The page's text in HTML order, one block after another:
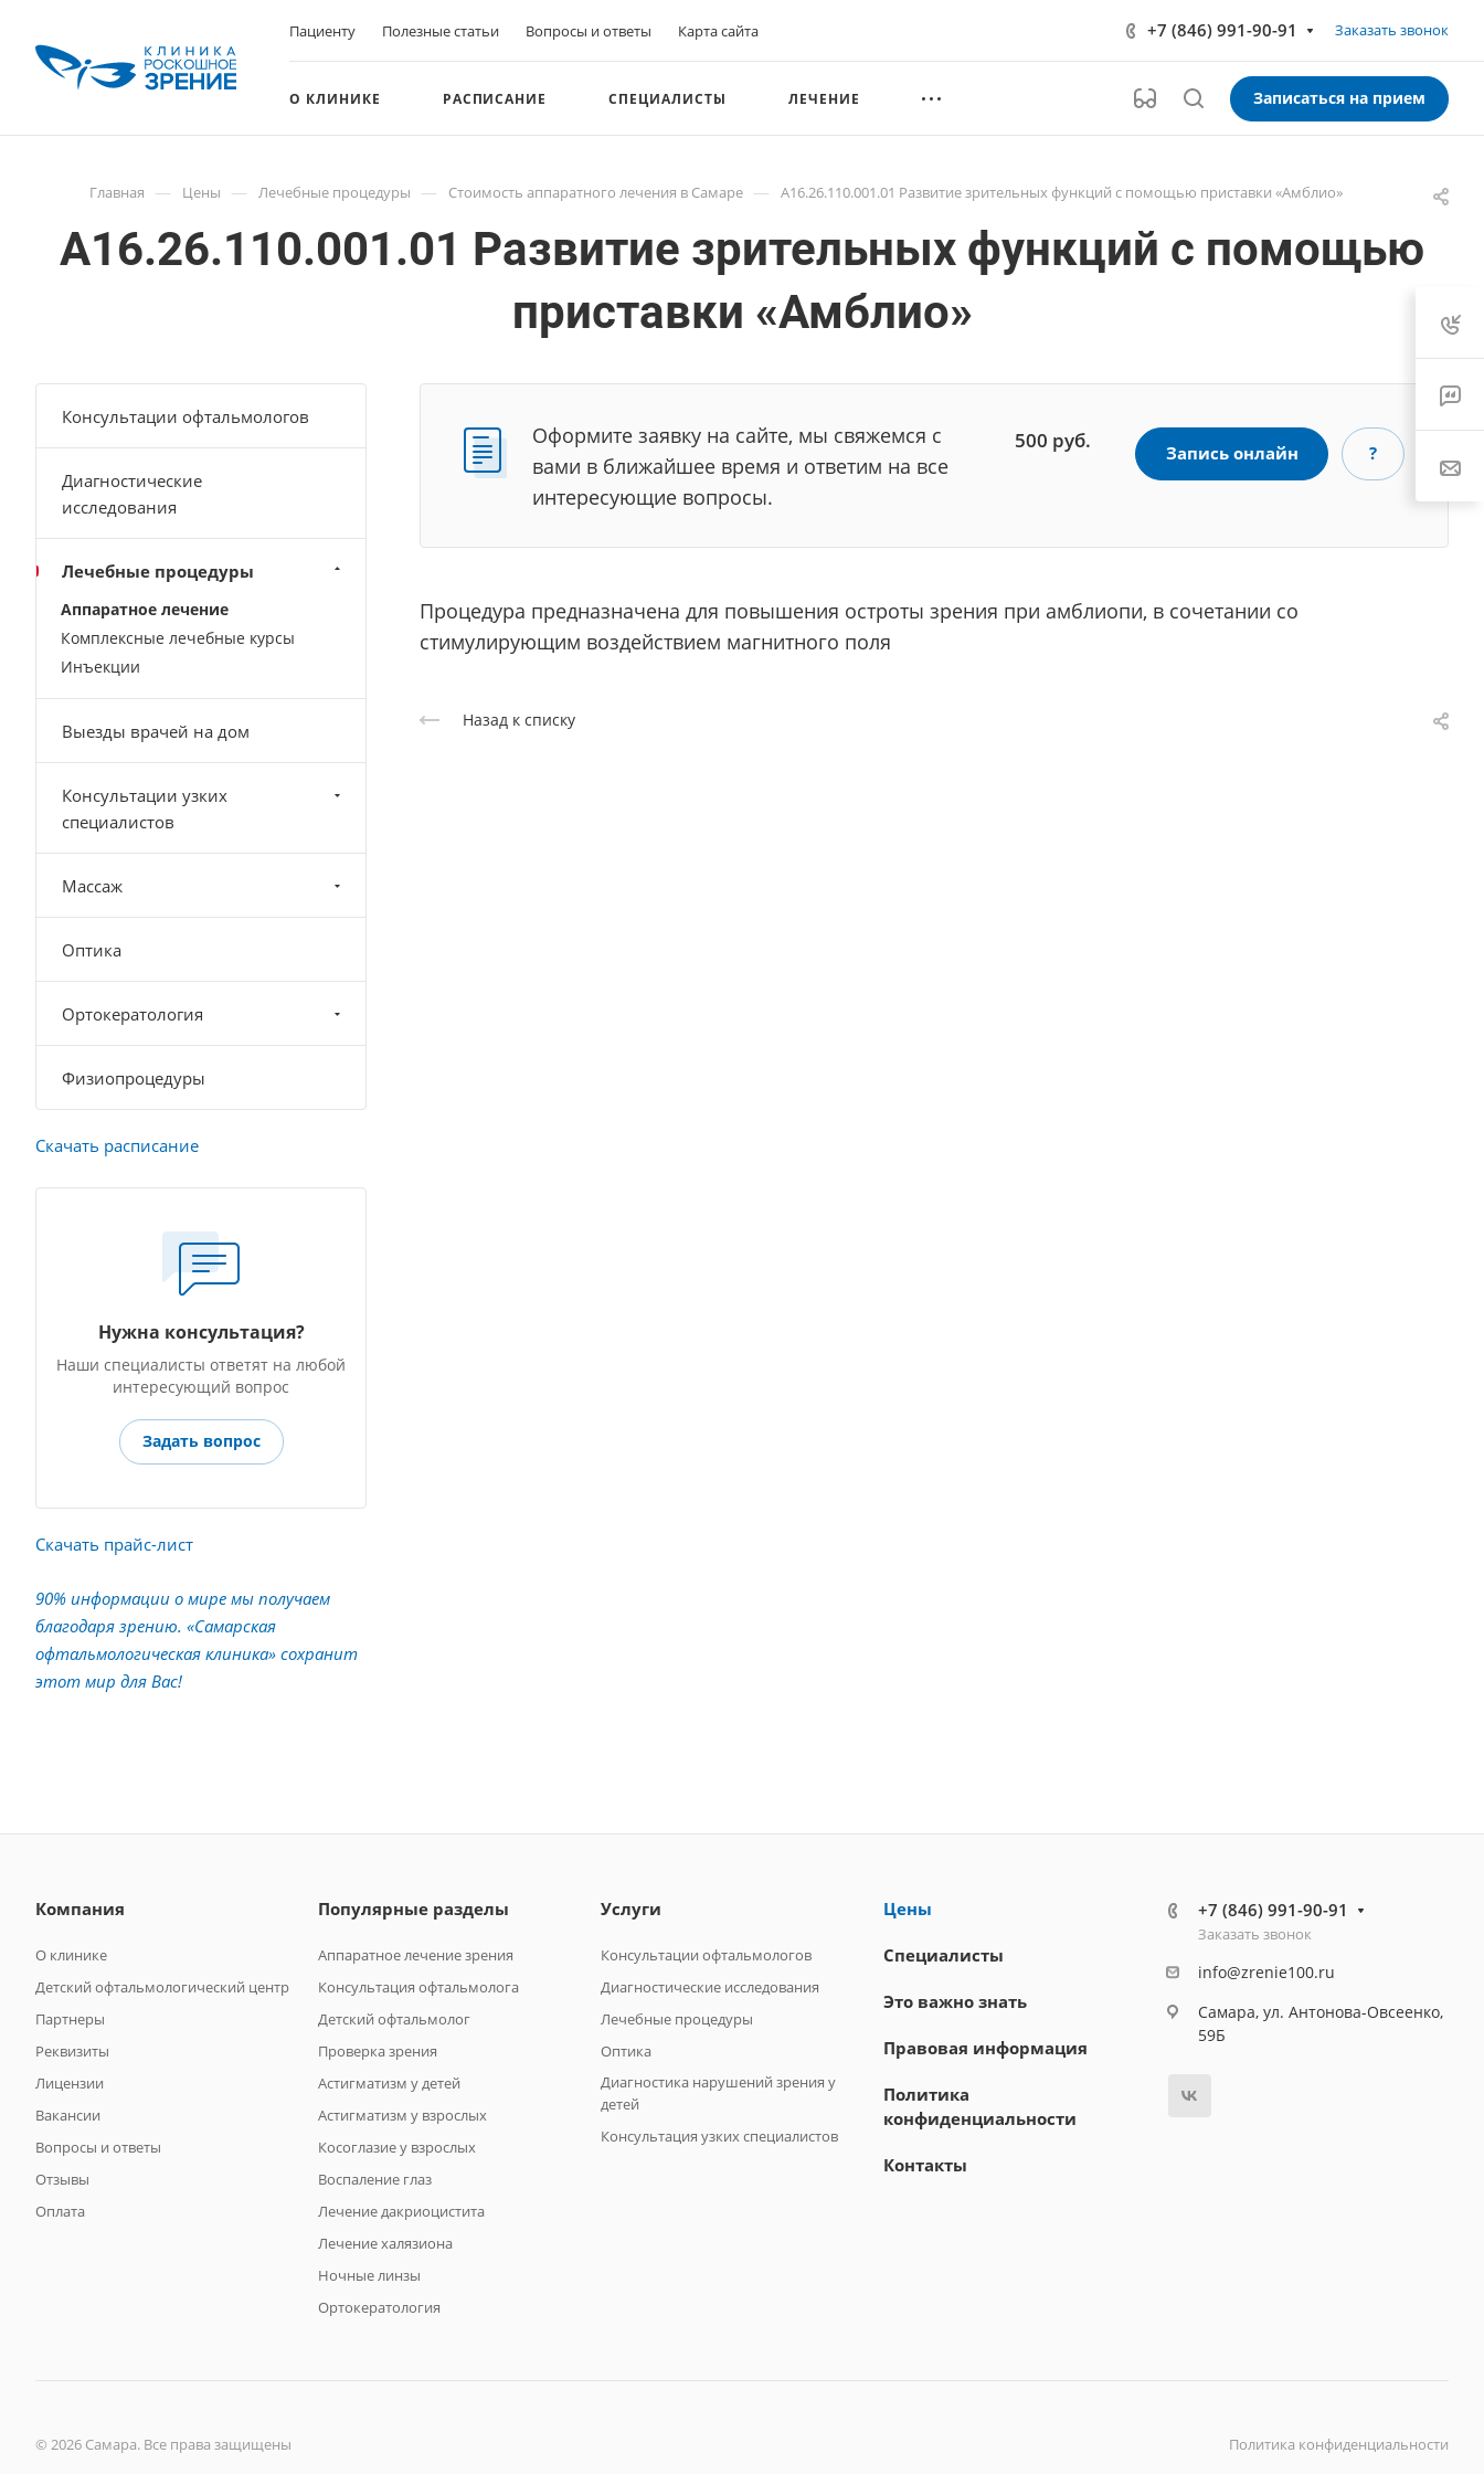
Пациенту Полезные статьи Вопросы и ответы Карта сайта +7 (846) 991-90-91 Заказать звонок
О КЛИНИКЕ РАСПИСАНИЕ СПЕЦИАЛИСТЫ ЛЕЧЕНИЕ Записаться на прием
Главная — Цены — Лечебные процедуры — Стоимость аппаратного лечения в Самаре — A16.26.110.001.01 Развитие зрительных функций с помощью приставки «Амблио»
A16.26.110.001.01 Развитие зрительных функций с помощью
приставки «Амблио»
Оформите заявку на сайте, мы свяжемся с
вами в ближайшее время и ответим на все
интересующие вопросы.
500 руб. Запись онлайн ?
Процедура предназначена для повышения остроты зрения при амблиопи, в сочетании со
стимулирующим воздействием магнитного поля
Назад к списку
Консультации офтальмологов
Диагностические
исследования
Лечебные процедуры
Аппаратное лечение
Комплексные лечебные курсы
Инъекции
Выезды врачей на дом
Консультации узких
специалистов
Массаж
Оптика
Ортокератология
Физиопроцедуры
Скачать расписание
Нужна консультация?
Наши специалисты ответят на любой
интересующий вопрос
Задать вопрос
Скачать прайс-лист
90% информации о мире мы получаем
благодаря зрению. «Самарская
офтальмологическая клиника» сохранит
этот мир для Вас!
Компания
О клинике
Детский офтальмологический центр
Партнеры
Реквизиты
Лицензии
Вакансии
Вопросы и ответы
Отзывы
Оплата
Популярные разделы
Аппаратное лечение зрения
Консультация офтальмолога
Детский офтальмолог
Проверка зрения
Астигматизм у детей
Астигматизм у взрослых
Косоглазие у взрослых
Воспаление глаз
Лечение дакриоцистита
Лечение халязиона
Ночные линзы
Ортокератология
Услуги
Консультации офтальмологов
Диагностические исследования
Лечебные процедуры
Оптика
Диагностика нарушений зрения у
детей
Консультация узких специалистов
Цены
Специалисты
Это важно знать
Правовая информация
Политика
конфиденциальности
Контакты
+7 (846) 991-90-91
Заказать звонок
info@zrenie100.ru
Самара, ул. Антонова-Овсеенко,
59Б
© 2026 Самара. Все права защищены Политика конфиденциальности